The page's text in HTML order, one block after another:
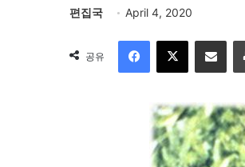
편집국 April 4, 2020
공유
이메일